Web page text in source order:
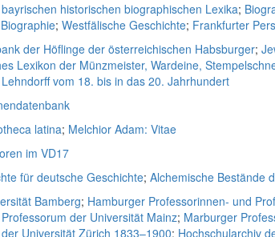
historischen biographischen Lexika;
; Westfälische Geschichte; Frankfurter
der Höflinge der österreichischen Habsburger;
Lexikon der Münzmeister, Wardeine,
vom 18. bis in das 20. Jahrhundert
latina; Melchior Adam: Vitae
im VD17
für deutsche Geschichte; Alchemische Bestände
Bamberg; Hamburger Professorinnen- und
der Universität Mainz; Marburger
Universität Zürich 1833–1900; Hochschularchiv